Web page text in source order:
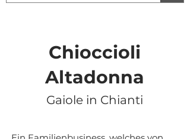
Chioccioli
Altadonna
Gaiole in Chianti